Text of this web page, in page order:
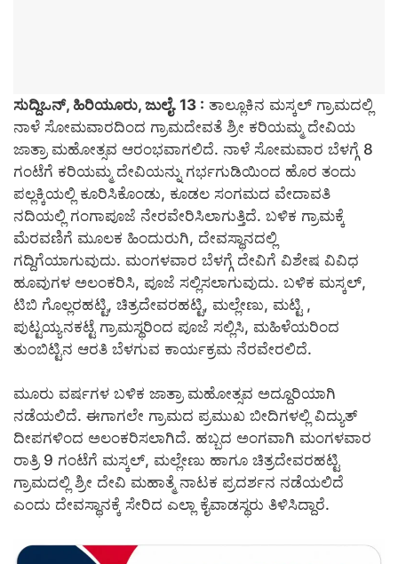
ಸುದ್ದಿಒನ್, ಹಿರಿಯೂರು, ಜುಲೈ. 13 : ತಾಲ್ಲೂಕಿನ ಮಸ್ಕಲ್ ಗ್ರಾಮದಲ್ಲಿ
ನಾಳೆ ಸೋಮವಾರದಿಂದ ಗ್ರಾಮದೇವತೆ ಶ್ರೀ ಕರಿಯಮ್ಮ ದೇವಿಯ
ಜಾತ್ರಾ ಮಹೋತ್ಸವ ಆರಂಭವಾಗಲಿದೆ. ನಾಳೆ ಸೋಮವಾರ ಬೆಳಗ್ಗೆ 8
ಗಂಟೆಗೆ ಕರಿಯಮ್ಮ ದೇವಿಯನ್ನು ಗರ್ಭಗುಡಿಯಿಂದ ಹೊರ ತಂದು
ಪಲ್ಲಕ್ಕಿಯಲ್ಲಿ ಕೂರಿಸಿಕೊಂಡು, ಕೂಡಲ ಸಂಗಮದ ವೇದಾವತಿ
ನದಿಯಲ್ಲಿ ಗಂಗಾಪೂಜೆ ನೇರವೇರಿಸಿಲಾಗುತ್ತಿದೆ. ಬಳಿಕ ಗ್ರಾಮಕ್ಕೆ
ಮೆರವಣಿಗೆ ಮೂಲಕ ಹಿಂದುರುಗಿ, ದೇವಸ್ಥಾನದಲ್ಲಿ
ಗದ್ದಿಗೆಯಾಗುವುದು. ಮಂಗಳವಾರ ಬೆಳಗ್ಗೆ ದೇವಿಗೆ ವಿಶೇಷ ವಿವಿಧ
ಹೂವುಗಳ ಅಲಂಕರಿಸಿ, ಪೂಜೆ ಸಲ್ಲಿಸಲಾಗುವುದು. ಬಳಿಕ ಮಸ್ಕಲ್,
ಟಿಬಿ ಗೊಲ್ಲರಹಟ್ಟಿ, ಚಿತ್ರದೇವರಹಟ್ಟಿ, ಮಲ್ಲೇಣು, ಮಟ್ಟಿ ,
ಪುಟ್ಟಯ್ಯನಕಟ್ಟೆ ಗ್ರಾಮಸ್ಥರಿಂದ ಪೂಜೆ ಸಲ್ಲಿಸಿ, ಮಹಿಳೆಯರಿಂದ
ತುಂಬಿಟ್ಟಿನ ಆರತಿ ಬೆಳಗುವ ಕಾರ್ಯಕ್ರಮ ನೆರವೇರಲಿದೆ.
ಮೂರು ವರ್ಷಗಳ ಬಳಿಕ ಜಾತ್ರಾ ಮಹೋತ್ಸವ ಅದ್ದೂರಿಯಾಗಿ
ನಡೆಯಲಿದೆ. ಈಗಾಗಲೇ ಗ್ರಾಮದ ಪ್ರಮುಖ ಬೀದಿಗಳಲ್ಲಿ ವಿದ್ಯುತ್
ದೀಪಗಳಿಂದ ಅಲಂಕರಿಸಲಾಗಿದೆ. ಹಬ್ಬದ ಅಂಗವಾಗಿ ಮಂಗಳವಾರ
ರಾತ್ರಿ 9 ಗಂಟೆಗೆ ಮಸ್ಕಲ್, ಮಲ್ಲೇಣು ಹಾಗೂ ಚಿತ್ರದೇವರಹಟ್ಟಿ
ಗ್ರಾಮದಲ್ಲಿ ಶ್ರೀ ದೇವಿ ಮಹಾತ್ಮೆ ನಾಟಕ ಪ್ರದರ್ಶನ ನಡೆಯಲಿದೆ
ಎಂದು ದೇವಸ್ಥಾನಕ್ಕೆ ಸೇರಿದ ಎಲ್ಲಾ ಕೈವಾಡಸ್ಥರು ತಿಳಿಸಿದ್ದಾರೆ.